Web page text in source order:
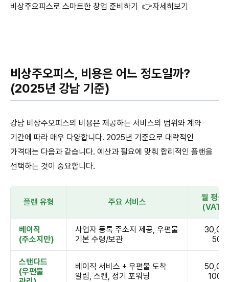
비상주오피스로 스마트한 창업 준비하기 👉자세히보기
비상주오피스, 비용은 어느 정도일까?
(2025년 강남 기준)
강남 비상주오피스의 비용은 제공하는 서비스의 범위와 계약
기간에 따라 매우 다양합니다. 2025년 기준으로 대략적인
가격대는 다음과 같습니다. 예산과 필요에 맞춰 합리적인 플랜을
선택하는 것이 중요합니다.
플랜 유형 주요 서비스
월 평균
(VAT
베이직
(주소지만)
사업자 등록 주소지 제공, 우편물
기본 수령/보관
스탠다드
(우편물
베이직 서비스 + 우편물 도착
알림, 스캔, 정기 포워딩